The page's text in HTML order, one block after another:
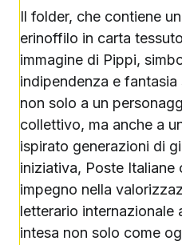
Il folder, che contiene
erinoffilo in carta
immagine di Pippi,
indipendenza e
non solo a un
collettivo, ma anche a
ispirato generazioni di
iniziativa, Poste Italiane
impegno nella
letterario internazionale
intesa non solo come